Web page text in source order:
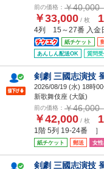
前の価格： ￥40,000
￥33,000 / 枚 1
4列 15～27番 入金
紙チケット
あんしん配送OK
質問
剣劇 三國志演技
2026/08/19 (水) 18時
新歌舞伎座 (大阪)
前の価格： ￥46,000
￥42,000 / 枚 1
1階 5列 19-24番 ］
紙チケット 郵送 女
剣劇 三國志演技